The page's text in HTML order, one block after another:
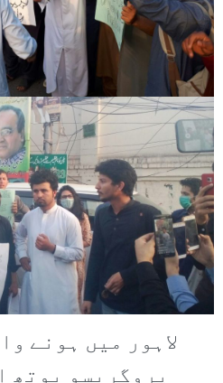
لاہور میں ہونے